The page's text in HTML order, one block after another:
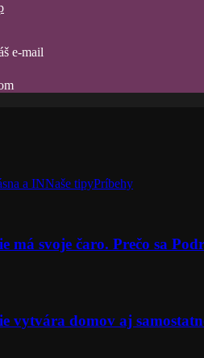
e-mail
a INNaše tipyPríbehy
má svoje čaro. Prečo sa
vytvára domov aj